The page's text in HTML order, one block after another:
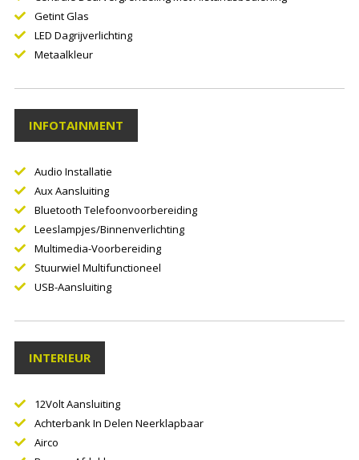
Getint Glas
LED Dagrijverlichting
Metaalkleur
INFOTAINMENT
Audio Installatie
Aux Aansluiting
Bluetooth Telefoonvoorbereiding
Leeslampjes/binnenverlichting
Multimedia-Voorbereiding
Stuurwiel Multifunctioneel
USB-Aansluiting
INTERIEUR
12Volt Aansluiting
Achterbank In Delen Neerklapbaar
Airco